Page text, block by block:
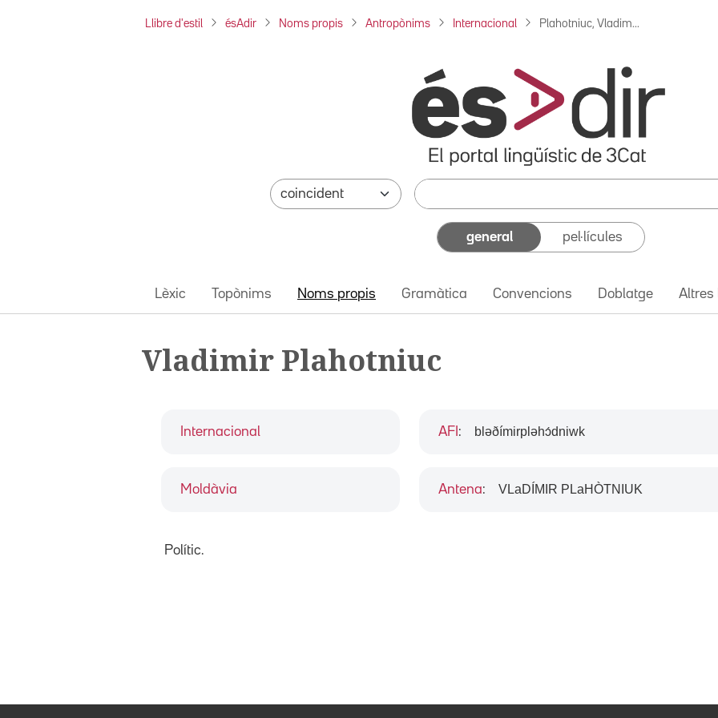
Llibre d'estil ésAdir Noms propis Antropònims Internacional Plahotniuc, Vladim...
general pel·lícules
Lèxic Topònims Noms propis Gramàtica Convencions Doblatge Altres
Vladimir Plahotniuc
Internacional
Moldàvia
AFI : bləðímirpləhɔ́dniwk
Antena: VLaDÍMIR PLaHÒTNIUK
Polític.